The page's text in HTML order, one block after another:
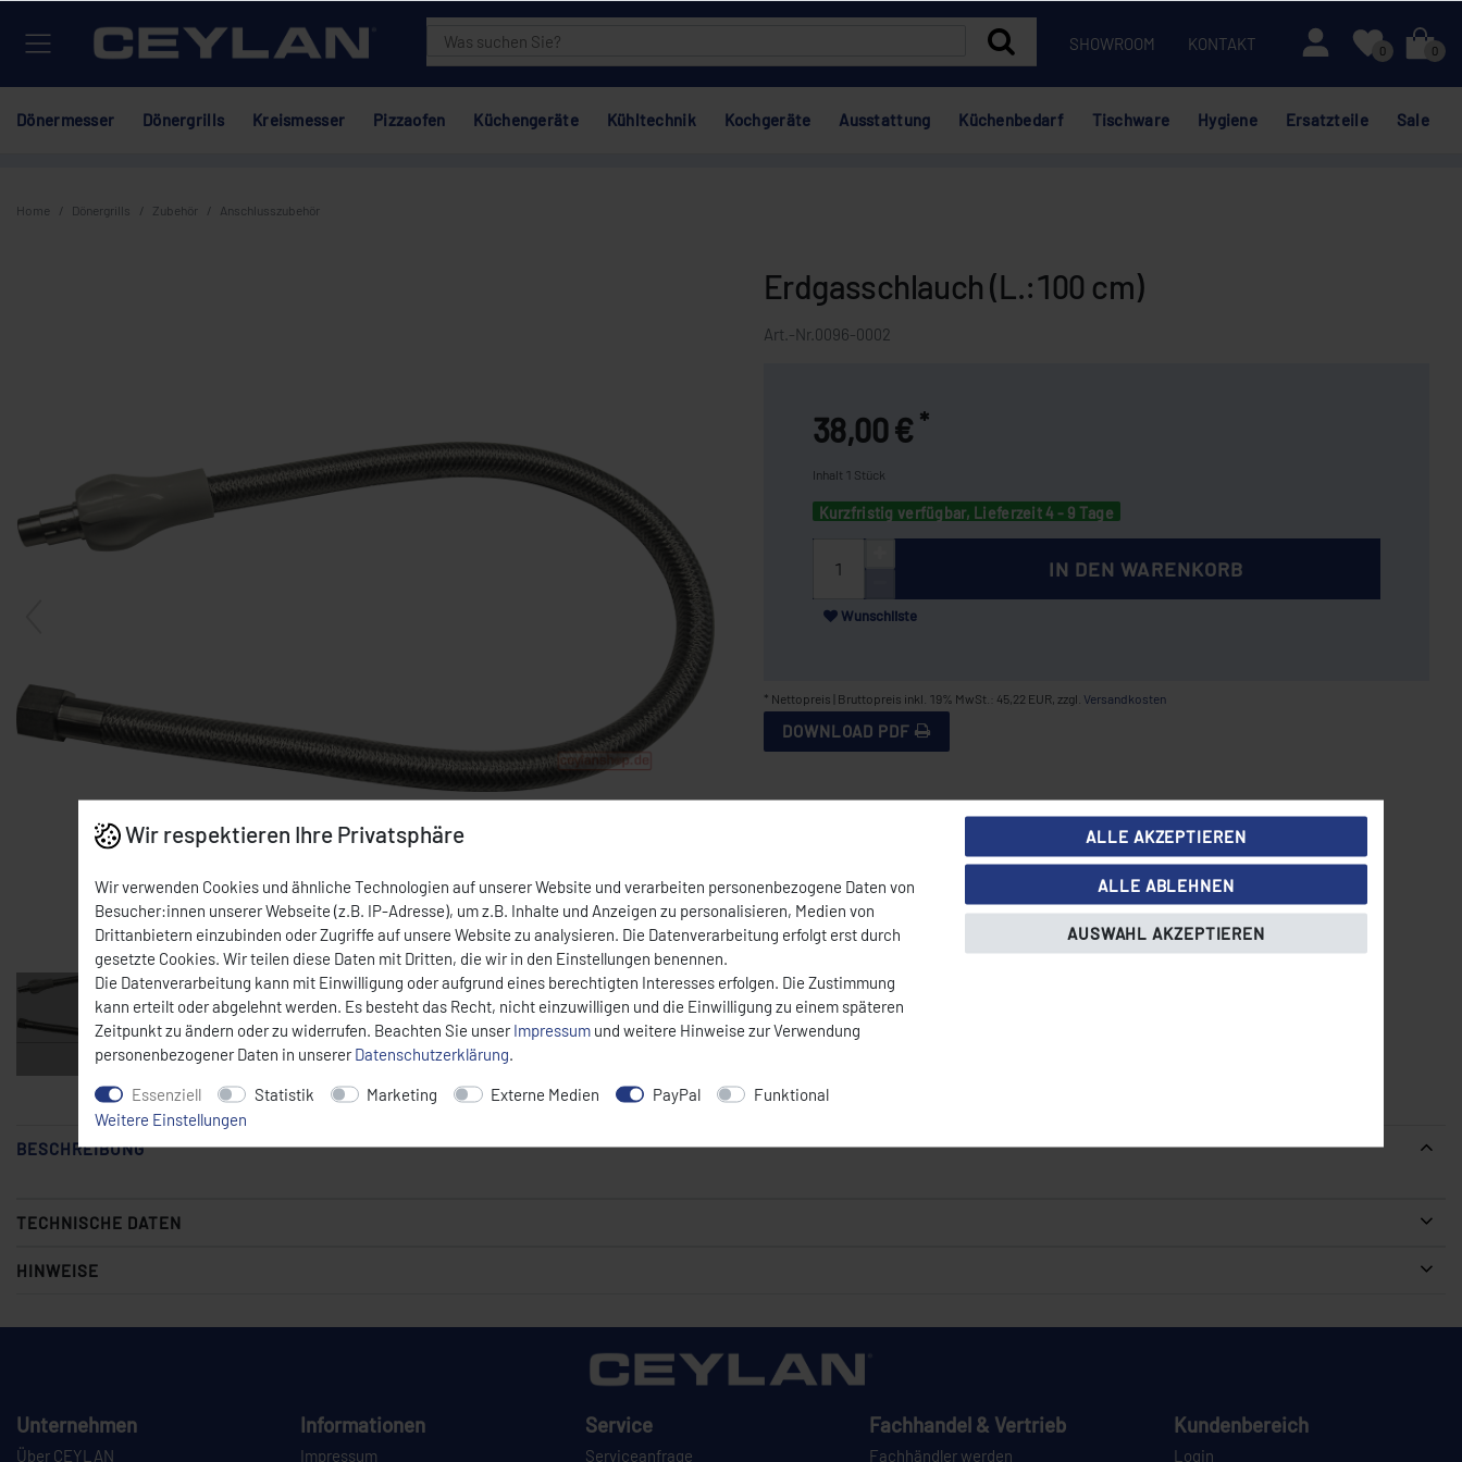
SHOWROOM KONTAKT
Mein Konto
0
0
Dönermesser Dönergrills Kreismesser Pizzaofen Küchengeräte Kühltechnik Kochgeräte Ausstattung Küchenbedarf Tischware Hygiene Ersatzteile Sale
Home Dönergrills Zubehör Anschlusszubehör
Mit der Maus über das Bild fahren
Erdgasschlauch (L.:100 cm)
Art.-Nr. 0096-0002
38,00 € *
Inhalt 1 Stück
Kurzfristig verfügbar, Lieferzeit 4 - 9 Tage
IN DEN WARENKORB
Wunschliste
* Nettopreis | Bruttopreis inkl. 19% MwSt.: 45,22 EUR, zzgl. Versandkosten
DOWNLOAD PDF
BESCHREIBUNG
TECHNISCHE DATEN
HINWEISE
Unternehmen
Über CEYLAN
Informationen
Impressum
Service
Serviceanfrage
Fachhandel & Vertrieb
Fachhändler werden
Kundenbereich
Login
Wir respektieren Ihre Privatsphäre
Wir verwenden Cookies und ähnliche Technologien auf unserer Website und verarbeiten personenbezogene Daten von
Besucher:innen unserer Webseite (z.B. IP-Adresse), um z.B. Inhalte und Anzeigen zu personalisieren, Medien von
Drittanbietern einzubinden oder Zugriffe auf unsere Website zu analysieren. Die Datenverarbeitung erfolgt erst durch
gesetzte Cookies. Wir teilen diese Daten mit Dritten, die wir in den Einstellungen benennen.
Die Datenverarbeitung kann mit Einwilligung oder aufgrund eines berechtigten Interesses erfolgen. Die Zustimmung
kann erteilt oder abgelehnt werden. Es besteht das Recht, nicht einzuwilligen und die Einwilligung zu einem späteren
Zeitpunkt zu ändern oder zu widerrufen. Beachten Sie unserImpressum und weitere Hinweise zur Verwendung
personenbezogener Daten in unsererDaten­schutz­erklärung
Essenziell Statistik Marketing Externe Medien PayPal
Funktional
Weitere Einstellungen
ALLE AKZEPTIEREN
ALLE ABLEHNEN
AUSWAHL AKZEPTIEREN